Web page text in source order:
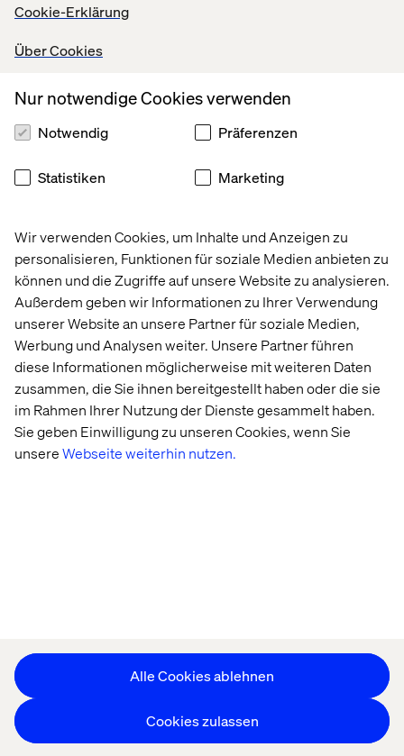
Cookie-Erklärung
Über Cookies
Wir verwenden Cookies, um Inhalte und Anzeigen zu
personalisieren, Funktionen für soziale Medien anbieten zu
können und die Zugriffe auf unsere Website zu analysieren.
Außerdem geben wir Informationen zu Ihrer Verwendung
unserer Website an unsere Partner für soziale Medien,
Werbung und Analysen weiter. Unsere Partner führen
diese Informationen möglicherweise mit weiteren Daten
zusammen, die Sie ihnen bereitgestellt haben oder die sie
im Rahmen Ihrer Nutzung der Dienste gesammelt haben.
Sie geben Einwilligung zu unseren Cookies, wenn Sie
unsereWebseite weiterhin nutzen.
Nur notwendige Cookies verwenden
Notwendig Präferenzen
Statistiken Marketing
Alle Cookies ablehnen
Cookies zulassen
Jetzt downloaden
Wenn Sie sich für die Lünendonk-DXS-Studie (2020) aus
dem Vorjahr interessieren, klicken Sie bitte auf diesen
Link:
de/whitepapers/luenendonk-dxs-study-2020/
Startseite
About
Offices
Karriere